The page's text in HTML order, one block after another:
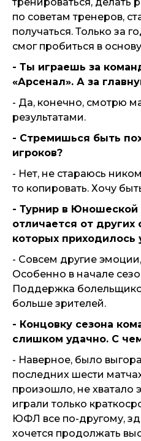
по советам тренеров,
получаться. Только за
смог пробиться в
- Ты играешь за
«Арсенал». А за
- Да, конечно, смотрю
результатами.
- Стремишься быть
игроков?
- Нет, не стараюсь
то копировать. Хочу
- Турнир в Юношеской
отличается от других
которых приходилось
- Совсем другие
Особенно в начале
Поддержка
больше зрителей.
- Концовку сезона
слишком удачно. С
- Наверное, было
последних шести
произошло, не
играли только
ЮФЛ все по-другому,
хочется продолжать